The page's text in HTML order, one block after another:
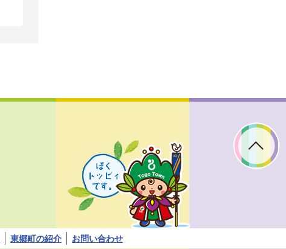
ッ
ピ
す。
東郷町の紹介 お問い合わせ